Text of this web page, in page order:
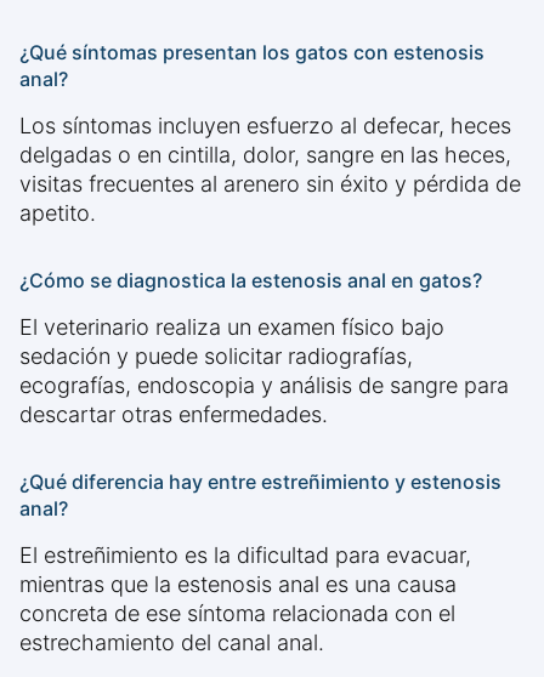
¿Qué síntomas presentan los gatos con estenosis
anal?
Los síntomas incluyen esfuerzo al defecar, heces
delgadas o en cintilla, dolor, sangre en las heces,
visitas frecuentes al arenero sin éxito y pérdida de
apetito.
¿Cómo se diagnostica la estenosis anal en gatos?
El veterinario realiza un examen físico bajo
sedación y puede solicitar radiografías,
ecografías, endoscopia y análisis de sangre para
descartar otras enfermedades.
¿Qué diferencia hay entre estreñimiento y estenosis
anal?
El estreñimiento es la dificultad para evacuar,
mientras que la estenosis anal es una causa
concreta de ese síntoma relacionada con el
estrechamiento del canal anal.